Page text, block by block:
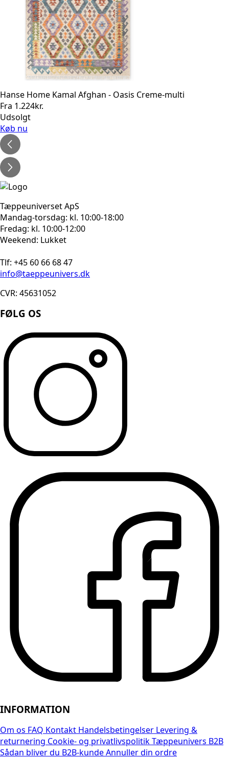
Hanse Home Kamal Afghan - Oasis Creme-multi
Fra 1.224kr.
Udsolgt
Køb nu
Tæppeuniverset ApS
Mandag-torsdag: kl. 10:00-18:00
Fredag: kl. 10:00-12:00
Weekend: Lukket
Tlf: +45 60 66 68 47
info@taeppeunivers.dk
CVR: 45631052
FØLG OS
INFORMATION
Om os FAQ Kontakt Handelsbetingelser Levering &
returnering Cookie- og privatlivspolitikTæppeunivers B2B
Sådan bliver du B2B-kundeAnnuller din ordre